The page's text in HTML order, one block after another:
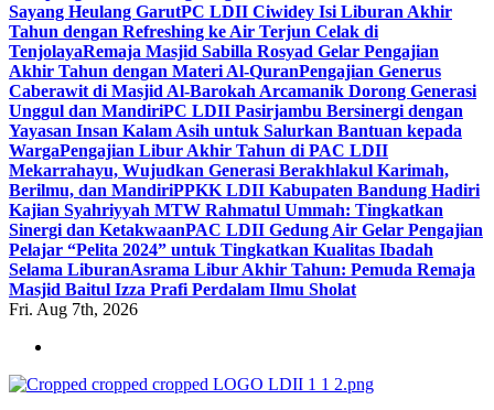
Sayang Heulang GarutPC LDII Ciwidey Isi Liburan Akhir
Tahun dengan Refreshing ke Air Terjun Celak di
TenjolayaRemaja Masjid Sabilla Rosyad Gelar Pengajian
Akhir Tahun dengan Materi Al-QuranPengajian Generus
Caberawit di Masjid Al-Barokah Arcamanik Dorong Generasi
Unggul dan MandiriPC LDII Pasirjambu Bersinergi dengan
Yayasan Insan Kalam Asih untuk Salurkan Bantuan kepada
WargaPengajian Libur Akhir Tahun di PAC LDII
Mekarrahayu, Wujudkan Generasi Berakhlakul Karimah,
Berilmu, dan MandiriPPKK LDII Kabupaten Bandung Hadiri
Kajian Syahriyyah MTW Rahmatul Ummah: Tingkatkan
Sinergi dan KetakwaanPAC LDII Gedung Air Gelar Pengajian
Pelajar “Pelita 2024” untuk Tingkatkan Kualitas Ibadah
Selama LiburanAsrama Libur Akhir Tahun: Pemuda Remaja
Masjid Baitul Izza Prafi Perdalam Ilmu Sholat
Fri. Aug 7th, 2026